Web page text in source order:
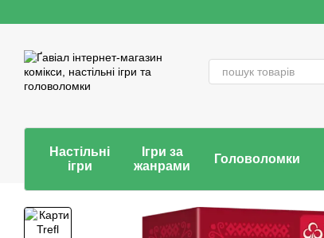
Настільні
ігри
Ігри за
жанрами
Головоломки